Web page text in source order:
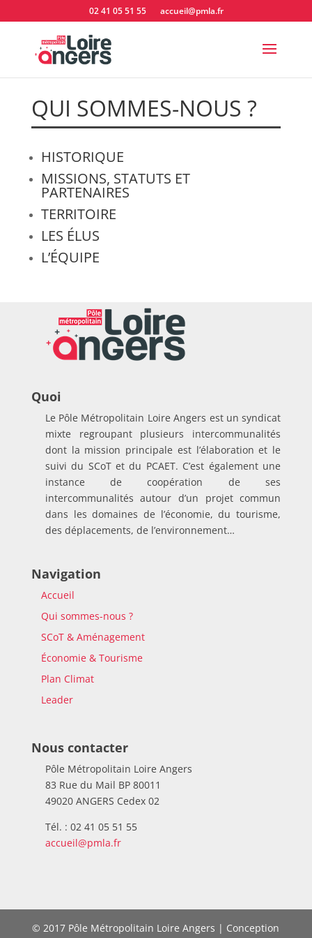
02 41 05 51 55 accueil@pmla.fr
QUI SOMMES-NOUS ?
HISTORIQUE
MISSIONS, STATUTS ET
PARTENAIRES
TERRITOIRE
LES ÉLUS
L’ÉQUIPE
Quoi
Le Pôle Métropolitain Loire Angers est un syndicat
mixte regroupant plusieurs intercommunalités
dont la mission principale est l’élaboration et le
suivi du SCoT et du PCAET. C’est également une
instance de coopération de ses
intercommunalités autour d’un projet commun
dans les domaines de l’économie, du tourisme,
des déplacements, de l’environnement…
Navigation
Accueil
Qui sommes-nous ?
SCoT & Aménagement
Économie & Tourisme
Plan Climat
Leader
Nous contacter
Pôle Métropolitain Loire Angers
83 Rue du Mail BP 80011
49020 ANGERS Cedex 02
Tél. : 02 41 05 51 55
accueil@pmla.fr
© 2017 Pôle Métropolitain Loire Angers | Conception